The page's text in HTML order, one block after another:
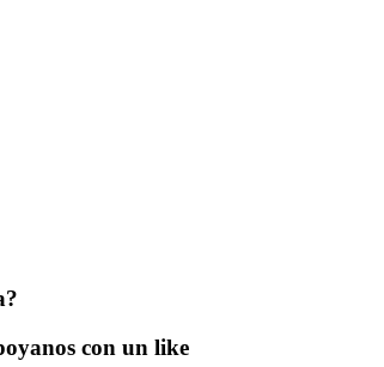
con un like